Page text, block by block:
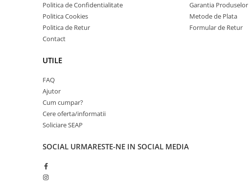
Filament imprimanta 3D
Laptopuri / notebookuri
Ultrabookuri
Laptop-uri 2 in 1
Accesorii laptop
Piese si accesorii
Politica de Confidentialitate
Politica Cookies
Politica de Retur
Contact
UTILE
FAQ
Ajutor
Cum cumpar?
Cere oferta/informatii
Soliciare SEAP
Garantia Produselor
Metode de Plata
Formular de Retur
SOCIAL URMARESTE-NE IN SOCIAL MEDIA